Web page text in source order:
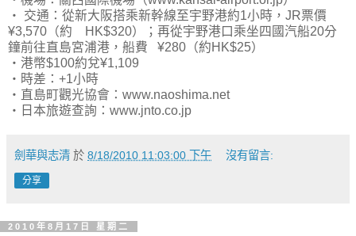
‧ 交通：從新大阪搭乘新幹線至宇野港約1小時，JR票價
¥3,570（約 HK$320）；再從宇野港口乘坐四國汽船20分
鐘前往直島宮浦港，船費 ¥280（約HK$25）
‧港幣$100約兌¥1,109
‧時差：+1小時
‧直島町觀光協會：www.naoshima.net
‧日本旅遊查詢：www.jnto.co.jp
劍華與志清 於 8/18/2010 11:03:00 下午 沒有留言:
分享
2010年8月17日 星期二